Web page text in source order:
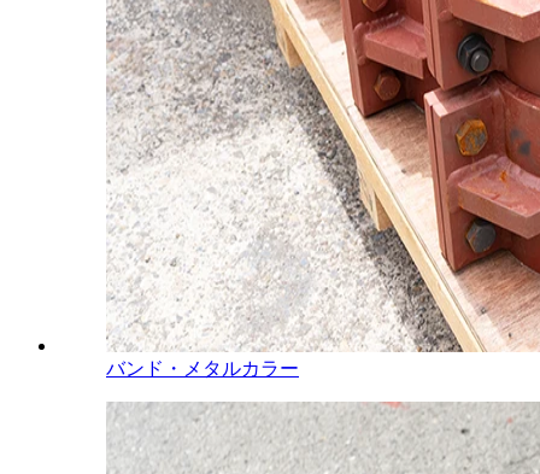
バンド・メタルカラー